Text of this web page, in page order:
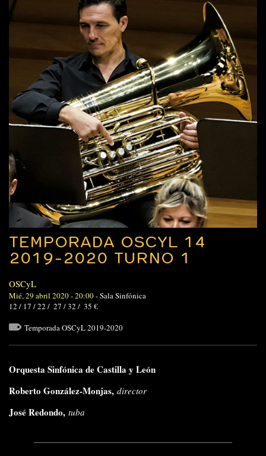
TEMPORADA OSCYL 14
2019-2020 TURNO 1
OSCyL
Mié, 29 abril 2020 - 20:00-Sala Sinfónica
12 / 17 / 22 / 27 / 32 / 35 €
Temporada OSCyL 2019-2020
Orquesta Sinfónica de Castilla y León
Roberto González-Monjas, director
José Redondo, tuba